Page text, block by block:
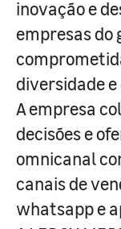
inovação e
empresas do
diversidade
A empresa
decisões e
omnicanal
canais de
whatsapp e